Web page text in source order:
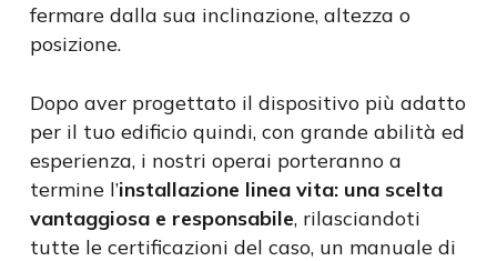
fermare dalla sua inclinazione, altezza o
posizione.
Dopo aver progettato il dispositivo più adatto
per il tuo edificio quindi, con grande abilità ed
esperienza, i nostri operai porteranno a
termine l’installazione linea vita: una scelta
vantaggiosa e responsabile, rilasciandoti
tutte le certificazioni del caso, un manuale di